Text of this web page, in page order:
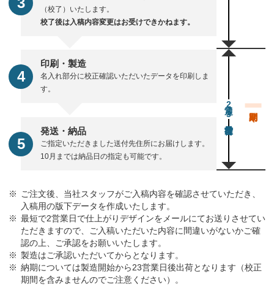
（校了）いたします。
校了後は入稿内容変更はお受けできかねます。
印刷・製造
名入れ部分に校正確認いただいたデータを印刷しま
す。
発送・納品
ご指定いただきました送付先住所にお届けします。
10月までは納品日の指定も可能です。
通常23営業日後出荷
ご注文後、当社スタッフがご入稿内容を確認させていただき、
入稿用の版下データを作成いたします。
最短で2営業日で仕上がりデザインをメールにてお送りさせてい
ただきますので、ご入稿いただいた内容に間違いがないかご確
認の上、ご承認をお願いいたします。
製造はご承認いただいてからとなります。
納期については製造開始から23営業日後出荷となります（校正
期間を含みませんのでご注意ください）。